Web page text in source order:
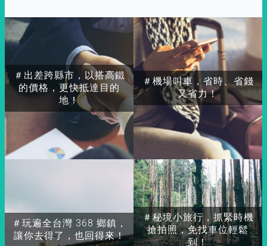
＃出差跨縣市，以搭高鐵
的價格，更快抵達目的
地！
＃玩遍全台灣 368 鄉鎮，
讓你去得了，也回得來！
＃秘境小旅行，抓緊時機
搶拍照，免找車位輕鬆
到！
＃機場叫車，省時、省錢
又省力！